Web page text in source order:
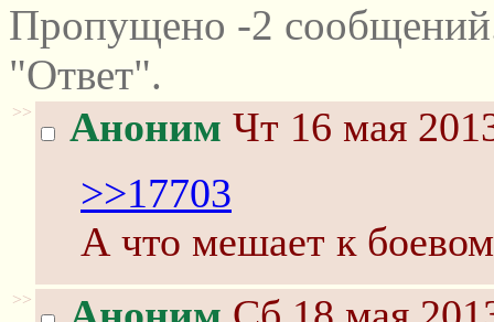
Пропущено -2
"Ответ".
>> Аноним Чт 16 мая
>>17703
А что мешает к
>>